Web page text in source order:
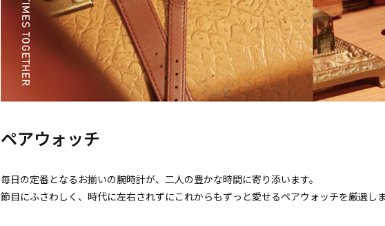
ペアウォッチ
毎日の定番となるお揃いの腕時計が、二人の豊かな時間に寄り添います。
節目にふさわしく、時代に左右されずにこれからもずっと愛せるペアウォッチを厳選しま